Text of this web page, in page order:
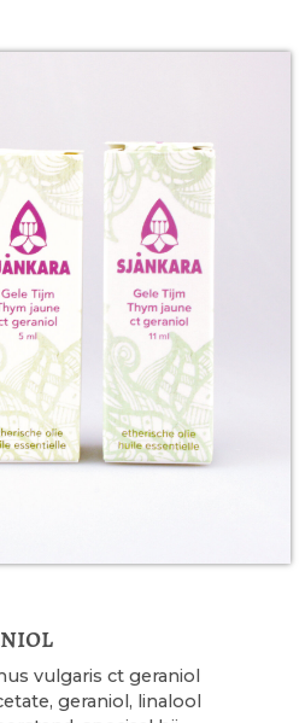
vulgaris ct geraniol
geraniol, linalool